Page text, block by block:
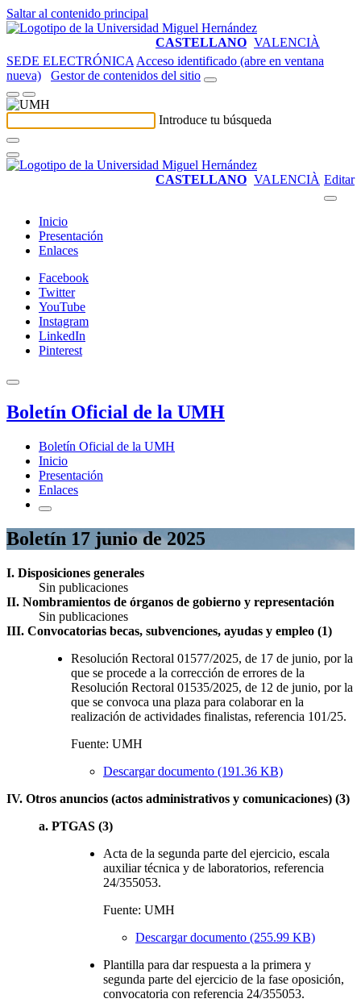
Saltar al contenido principal
CASTELLANO VALENCIÀ
SEDE ELECTRÓNICA Acceso identificado (abre en ventana
nueva)
Gestor de contenidos del sitio
Introduce tu búsqueda
CASTELLANO VALENCIÀ Editar
Inicio
Presentación
Enlaces
Facebook
Twitter
YouTube
Instagram
LinkedIn
Pinterest
Boletín Oficial de la UMH
Boletín Oficial de la UMH
Inicio
Presentación
Enlaces
Boletín 17 junio de 2025
I. Disposiciones generales
Sin publicaciones
II. Nombramientos de órganos de gobierno y representación
Sin publicaciones
III. Convocatorias becas, subvenciones, ayudas y empleo (1)
Resolución Rectoral 01577/2025, de 17 de junio, por la
que se procede a la corrección de errores de la
Resolución Rectoral 01535/2025, de 12 de junio, por la
que se convoca una plaza para colaborar en la
realización de actividades finalistas, referencia 101/25.
Fuente: UMH
Descargar documento (191.36 KB)
IV. Otros anuncios (actos administrativos y comunicaciones) (3)
a. PTGAS (3)
Acta de la segunda parte del ejercicio, escala
auxiliar técnica y de laboratorios, referencia
24/355053.
Fuente: UMH
Descargar documento (255.99 KB)
Plantilla para dar respuesta a la primera y
segunda parte del ejercicio de la fase oposición,
convocatoria con referencia 24/355053.